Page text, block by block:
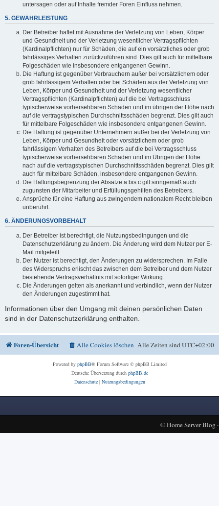
untersagen oder auf Inhalte fremder Foren Einfluss nehmen.
5. GEWÄHRLEISTUNG
Der Betreiber haftet mit Ausnahme der Verletzung von Leben, Körper
und Gesundheit und der Verletzung wesentlicher Vertragspflichten
(Kardinalpflichten) nur für Schäden, die auf ein vorsätzliches oder grob
fahrlässiges Verhalten zurückzuführen sind. Dies gilt auch für mittelbare
Folgeschäden wie insbesondere entgangenen Gewinn.
Die Haftung ist gegenüber Verbrauchern außer bei vorsätzlichem oder
grob fahrlässigem Verhalten oder bei Schäden aus der Verletzung von
Leben, Körper und Gesundheit und der Verletzung wesentlicher
Vertragspflichten (Kardinalpflichten) auf die bei Vertragsschluss
typischerweise vorhersehbaren Schäden und im übrigen der Höhe nach
auf die vertragstypischen Durchschnittsschäden begrenzt. Dies gilt auch
für mittelbare Folgeschäden wie insbesondere entgangenen Gewinn.
Die Haftung ist gegenüber Unternehmern außer bei der Verletzung von
Leben, Körper und Gesundheit oder vorsätzlichem oder grob
fahrlässigem Verhalten des Betreibers auf die bei Vertragsschluss
typischerweise vorhersehbaren Schäden und im Übrigen der Höhe
nach auf die vertragstypischen Durchschnittsschäden begrenzt. Dies gilt
auch für mittelbare Schäden, insbesondere entgangenen Gewinn.
Die Haftungsbegrenzung der Absätze a bis c gilt sinngemäß auch
zugunsten der Mitarbeiter und Erfüllungsgehilfen des Betreibers.
Ansprüche für eine Haftung aus zwingendem nationalem Recht bleiben
unberührt.
6. ÄNDERUNGSVORBEHALT
Der Betreiber ist berechtigt, die Nutzungsbedingungen und die
Datenschutzerklärung zu ändern. Die Änderung wird dem Nutzer per E-
Mail mitgeteilt.
Der Nutzer ist berechtigt, den Änderungen zu widersprechen. Im Falle
des Widerspruchs erlischt das zwischen dem Betreiber und dem Nutzer
bestehende Vertragsverhältnis mit sofortiger Wirkung.
Die Änderungen gelten als anerkannt und verbindlich, wenn der Nutzer
den Änderungen zugestimmt hat.
Informationen über den Umgang mit deinen persönlichen Daten
sind in der Datenschutzerklärung enthalten.
Foren-Übersicht Alle Zeiten sindUTC+02:00
Alle Cookies löschen
Powered by phpBB® Forum Software © phpBB Limited
Deutsche Übersetzung durch phpBB.de
Datenschutz| Nutzungsbedingungen
©Home Server Blog